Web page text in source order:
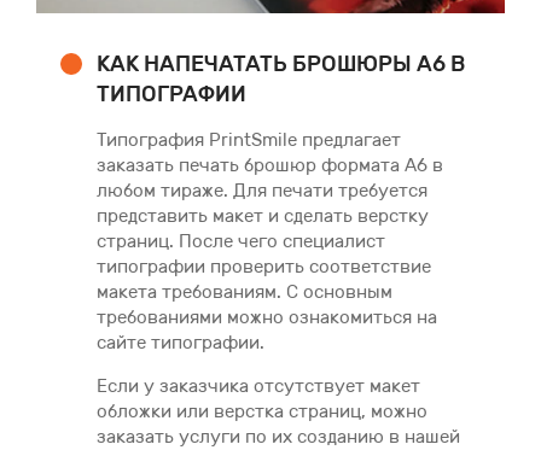
КАК НАПЕЧАТАТЬ БРОШЮРЫ А6 В
ТИПОГРАФИИ
Типография PrintSmile предлагает
заказать печать брошюр формата А6 в
любом тираже. Для печати требуется
представить макет и сделать верстку
страниц. После чего специалист
типографии проверить соответствие
макета требованиям. С основным
требованиями можно ознакомиться на
сайте типографии.
Если у заказчика отсутствует макет
обложки или верстка страниц, можно
заказать услуги по их созданию в нашей